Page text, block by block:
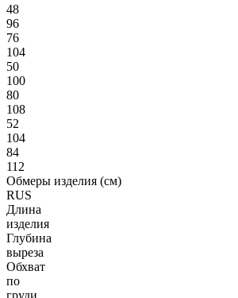
48
96
76
104
50
100
80
108
52
104
84
112
Обмеры изделия (см)
RUS
Длина
изделия
Глубина
выреза
Обхват
по
груди